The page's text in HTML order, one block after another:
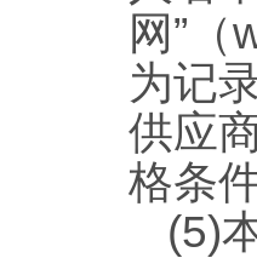
网”
为记
供应
格条
(5)